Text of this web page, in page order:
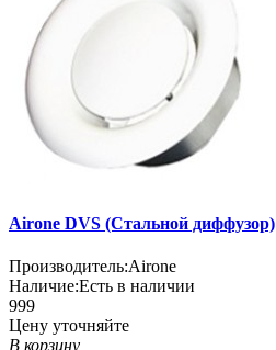
Airone DVS (Стальной диффузор)
Производитель:Airone
Наличие:Есть в наличии
999
Цену уточняйте
В корзину